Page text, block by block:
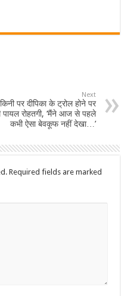
Next
पर दीपिका के ट्रोल होने पर
पायल रोहतगी, ‘मैंने आज से पहले
कभी ऐसा बेवकूफ नहीं देखा…’
Required fields are marked